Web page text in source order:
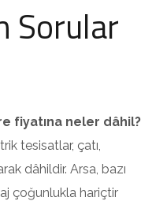
Sorular
fiyatına neler dâhil?
tesisatlar, çatı,
dâhildir. Arsa, bazı
çoğunlukla hariçtir